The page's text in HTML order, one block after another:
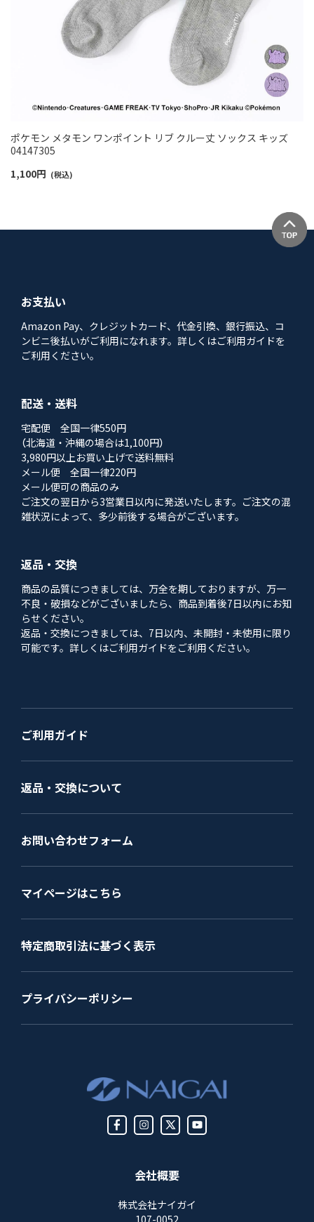
ポケモン メタモン ワンポイント リブ クルー丈 ソックス キッズ
04147305
1,100円 (税込)
会社概要
株式会社ナイガイ
107-0052
お支払い
Amazon Pay、クレジットカード、代金引換、銀行振込、コ
ンビニ後払いがご利用になれます。詳しくはご利用ガイドを
ご利用ください。
配送・送料
宅配便 全国一律550円
（北海道・沖縄の場合は1,100円）
3,980円以上お買い上げで送料無料
メール便 全国一律220円
メール便可の商品のみ
ご注文の翌日から3営業日以内に発送いたします。ご注文の混
雑状況によって、多少前後する場合がございます。
返品・交換
商品の品質につきましては、万全を期しておりますが、万一
不良・破損などがございましたら、商品到着後7日以内にお知
らせください。
返品・交換につきましては、7日以内、未開封・未使用に限り
可能です。詳しくはご利用ガイドをご利用ください。
ご利用ガイド
返品・交換について
お問い合わせフォーム
マイページはこちら
特定商取引法に基づく表示
プライバシーポリシー